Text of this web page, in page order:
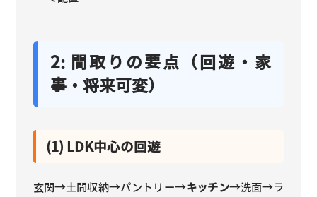
2: 間取りの要点（回遊・家
事・将来可変）
(1) LDK中心の回遊
玄関→土間収納→パントリー→キッチン→洗面→ラ